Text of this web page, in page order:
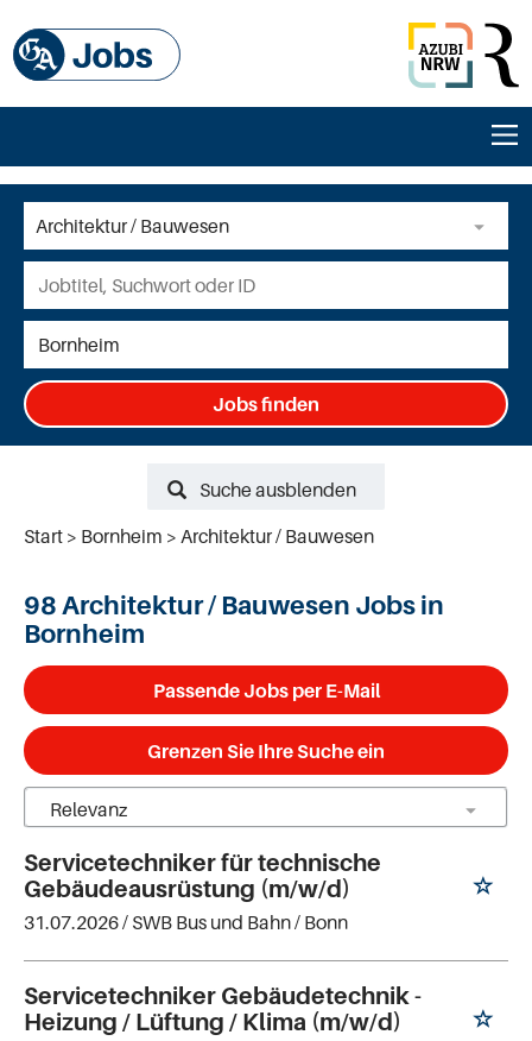
Jobs finden
Suche ausblenden
Start
Bornheim Architektur / Bauwesen
98 Architektur / Bauwesen Jobs in
Bornheim
Passende Jobs per E-Mail
Grenzen Sie Ihre Suche ein
Servicetechniker für technische
Gebäudeausrüstung (m/w/d)
31.07.2026 / SWB Bus und Bahn/ Bonn
Servicetechniker Gebäudetechnik -
Heizung / Lüftung / Klima (m/w/d)